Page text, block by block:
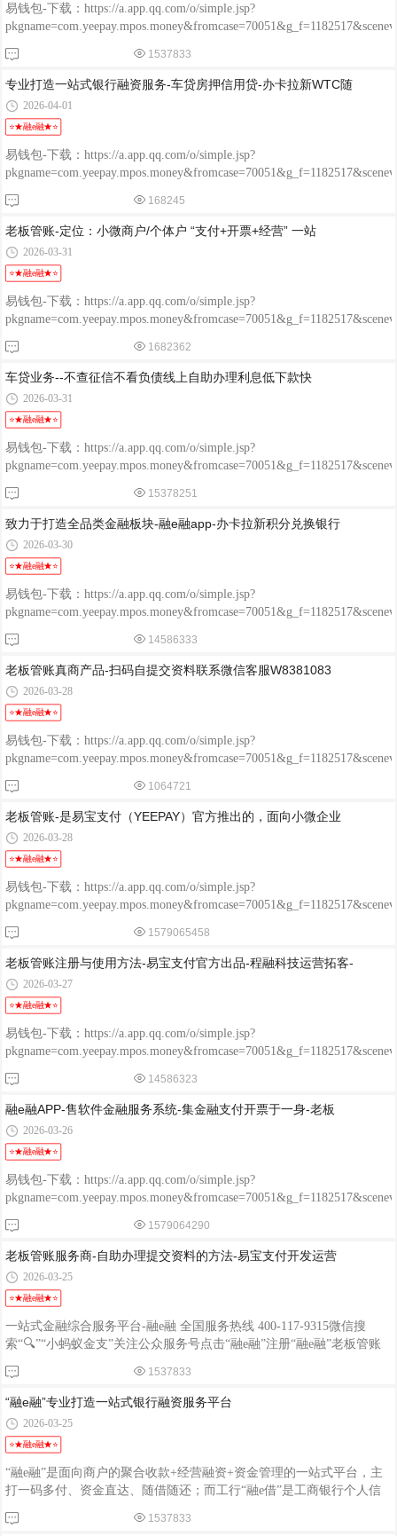
易钱包-下载：https://a.app.qq.com/o/simple.jsp?
POS：http://oss.flmyzf.com/yzf/html/regist/index.html?phone=%E4%
1537833
专业打造一站式银行融资服务-车贷房押信用贷-办卡拉新WTC随
2026-04-01
⭐★融e融★⭐
易钱包-下载：https://a.app.qq.com/o/simple.jsp?
POS：http://oss.flmyzf.com/yzf/html/regist/index.html?phone=%E4%
168245
老板管账-定位：小微商户/个体户 “支付+开票+经营” 一站
2026-03-31
⭐★融e融★⭐
易钱包-下载：https://a.app.qq.com/o/simple.jsp?
POS：http://oss.flmyzf.com/yzf/html/regist/index.html?phone=%E4%
1682362
车贷业务--不查征信不看负债线上自助办理利息低下款快
2026-03-31
⭐★融e融★⭐
易钱包-下载：https://a.app.qq.com/o/simple.jsp?
POS：http://oss.flmyzf.com/yzf/html/regist/index.html?phone=%E4%
15378251
致力于打造全品类金融板块-融e融app-办卡拉新积分兑换银行
2026-03-30
⭐★融e融★⭐
易钱包-下载：https://a.app.qq.com/o/simple.jsp?
POS：http://oss.flmyzf.com/yzf/html/regist/index.html?phone=%E4%
14586333
老板管账真商产品-扫码自提交资料联系微信客服W8381083
2026-03-28
⭐★融e融★⭐
易钱包-下载：https://a.app.qq.com/o/simple.jsp?
POS：http://oss.flmyzf.com/yzf/html/regist/index.html?phone=%E4%
1064721
老板管账-是易宝支付（YEEPAY）官方推出的，面向小微企业
2026-03-28
⭐★融e融★⭐
易钱包-下载：https://a.app.qq.com/o/simple.jsp?
POS：http://oss.flmyzf.com/yzf/html/regist/index.html?phone=%E4%
1579065458
老板管账注册与使用方法-易宝支付官方出品-程融科技运营拓客-
2026-03-27
⭐★融e融★⭐
易钱包-下载：https://a.app.qq.com/o/simple.jsp?
POS：http://oss.flmyzf.com/yzf/html/regist/index.html?phone=%E4%
14586323
融e融APP-售软件金融服务系统-集金融支付开票于一身-老板
2026-03-26
⭐★融e融★⭐
易钱包-下载：https://a.app.qq.com/o/simple.jsp?
POS：http://oss.flmyzf.com/yzf/html/regist/index.html?phone=%E4%
1579064290
老板管账服务商-自助办理提交资料的方法-易宝支付开发运营
2026-03-25
⭐★融e融★⭐
一站式金融综合服务平台-融e融 全国服务热线 400-117-9315微信搜
索“🔍”“小蚂蚁金支”关注公众服务号点击“融e融”注册“融e融”老板管账
册“融e融”APP
1537833
“融e融”专业打造一站式银行融资服务平台
2026-03-25
⭐★融e融★⭐
“融e融”是面向商户的聚合收款+经营融资+资金管理的一站式平台，主
打一码多付、资金直达、随借随还；而工行“融e借”是工商银行个人信
小微商户、个体户、企业的综合金融服务平台- 功能：聚合收款（全渠
1537833